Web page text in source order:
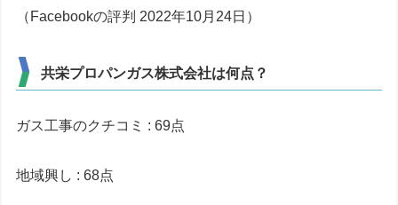
（Facebookの評判 2022年10月24日）
共栄プロパンガス株式会社は何点？
ガス工事のクチコミ : 69点
地域興し : 68点